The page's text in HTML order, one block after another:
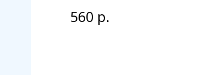
560 р.